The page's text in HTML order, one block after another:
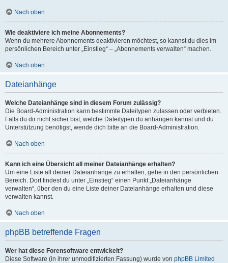
Nach oben
Wie deaktiviere ich meine Abonnements?
Wenn du mehrere Abonnements deaktivieren möchtest, so kannst du dies im
persönlichen Bereich unter „Einstieg“ – „Abonnements verwalten“ machen.
Nach oben
Dateianhänge
Welche Dateianhänge sind in diesem Forum zulässig?
Die Board-Administration kann bestimmte Dateitypen zulassen oder verbieten.
Falls du dir nicht sicher bist, welche Dateitypen du anhängen kannst und du
Unterstützung benötigst, wende dich bitte an die Board-Administration.
Nach oben
Kann ich eine Übersicht all meiner Dateianhänge erhalten?
Um eine Liste all deiner Dateianhänge zu erhalten, gehe in den persönlichen
Bereich. Dort findest du unter „Einstieg“ einen Punkt „Dateianhänge
verwalten“, über den du eine Liste deiner Dateianhänge erhalten und diese
verwalten kannst.
Nach oben
phpBB betreffende Fragen
Wer hat diese Forensoftware entwickelt?
Diese Software (in ihrer unmodifizierten Fassung) wurde von phpBB Limited